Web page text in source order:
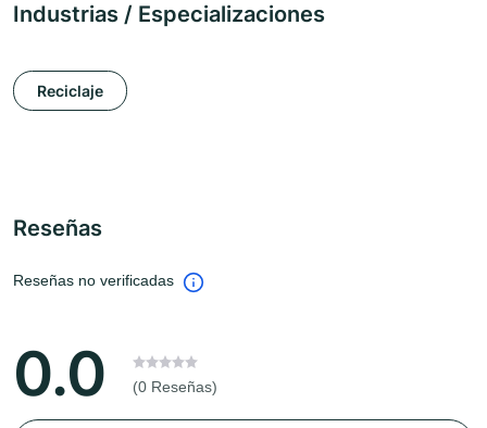
Industrias / Especializaciones
Reciclaje
Reseñas
Reseñas no verificadas
0.0 (0 Reseñas)